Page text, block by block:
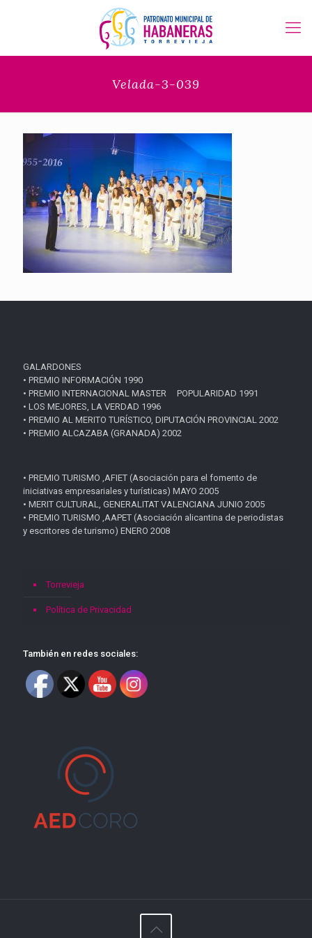
Velada-3-039
GALARDONES
• PREMIO INFORMACIÓN 1990
• PREMIO INTERNACIONAL MASTER POPULARIDAD 1991
• LOS MEJORES, LA VERDAD 1996
• PREMIO AL MERITO TURÍSTICO, DIPUTACIÓN PROVINCIAL 2002
• PREMIO ALCAZABA (GRANADA) 2002
• PREMIO TURISMO ,AFIET (Asociación para el fomento de
iniciativas empresariales y turísticas) MAYO 2005
• MERIT CULTURAL, GENERALITAT VALENCIANA JUNIO 2005
• PREMIO TURISMO ,AAPET (Asociación alicantina de periodistas
y escritores de turismo) ENERO 2008
Torrevieja
Política de Privacidad
También en redes sociales: